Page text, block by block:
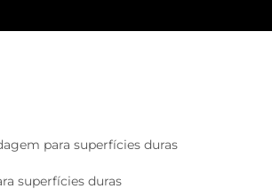
para superfícies duras
superfícies duras